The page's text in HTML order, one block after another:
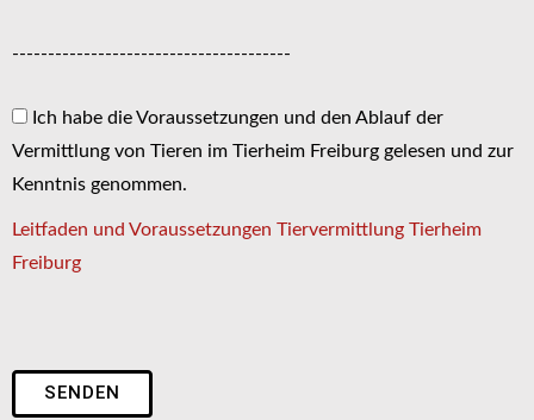
---------------------------------------
Ich habe die Voraussetzungen und den Ablauf der
Vermittlung von Tieren im Tierheim Freiburg gelesen und zur
Kenntnis genommen.
Leitfaden und Voraussetzungen Tiervermittlung Tierheim
Freiburg
SENDEN